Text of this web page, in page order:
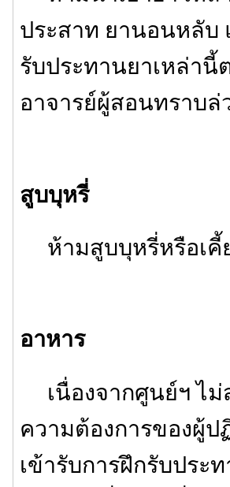
ประสาท ยานอนหลับ
รับประทานยาเหล่า
อาจารย์ผู้สอนทราบ
สูบบุหรี่
ห้ามสูบบุหรี่หรือเคี้ย
อาหาร
เนื่องจากศูนย์ฯ ไม่
ความต้องการของผู้
เข้ารับการฝึกรับประ